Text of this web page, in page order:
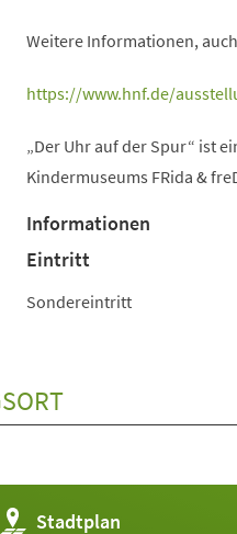
Weitere Informationen,
https://www.hnf.de/
„Der Uhr auf der Spur“ ist
Kindermuseums FRida &
Informationen
Eintritt
Sondereintritt
Stadtplan
(Öffnet